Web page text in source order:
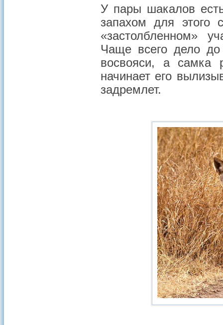
У пары шакалов
запахом для этого
«застолбленном»
Чаще всего дело до
восвояси, а самка
начинает его
задремлет.